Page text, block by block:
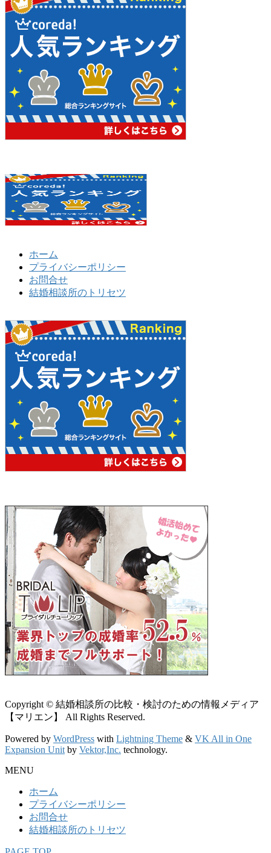
ホーム
プライバシーポリシー
お問合せ
結婚相談所のトリセツ
Copyright © 結婚相談所の比較・検討のための情報メディア
【マリエン】 All Rights Reserved.
Powered by WordPress with Lightning Theme & VK All in One
Expansion Unit by Vektor,Inc. technology.
MENU
ホーム
プライバシーポリシー
お問合せ
結婚相談所のトリセツ